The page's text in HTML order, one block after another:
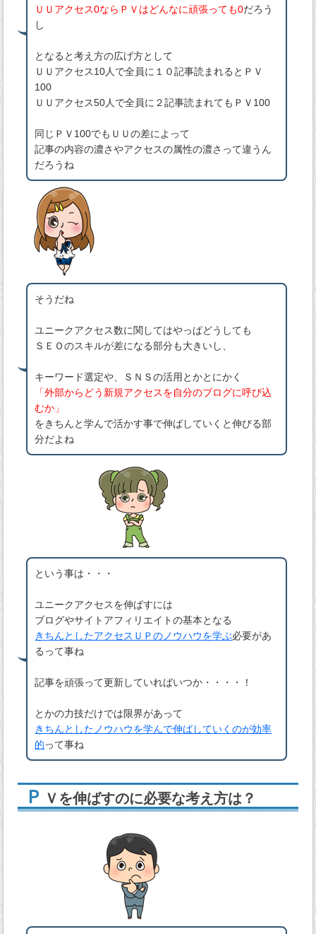
ＵＵアクセス0ならＰＶはどんなに頑張っても0だろう
し
となると考え方の広げ方として
ＵＵアクセス10人で全員に１０記事読まれるとＰＶ
100
ＵＵアクセス50人で全員に２記事読まれてもＰＶ100
同じＰＶ100でもＵＵの差によって
記事の内容の濃さやアクセスの属性の濃さって違うん
だろうね
そうだね
ユニークアクセス数に関してはやっぱどうしても
ＳＥＯのスキルが差になる部分も大きいし、
キーワード選定や、ＳＮＳの活用とかとにかく
「外部からどう新規アクセスを自分のブログに呼び込
むか」
をきちんと学んで活かす事で伸ばしていくと伸びる部
分だよね
という事は・・・
ユニークアクセスを伸ばすには
ブログやサイトアフィリエイトの基本となる
きちんとしたアクセスＵＰのノウハウを学ぶ必要があ
るって事ね
記事を頑張って更新していればいつか・・・・！
とかの力技だけでは限界があって
きちんとしたノウハウを学んで伸ばしていくのが効率
的って事ね
Ｐ Ｖを伸ばすのに必要な考え方は？